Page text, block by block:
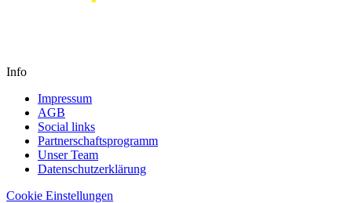
Info
Impressum
AGB
Social links
Partnerschaftsprogramm
Unser Team
Datenschutzerklärung
Cookie Einstellungen